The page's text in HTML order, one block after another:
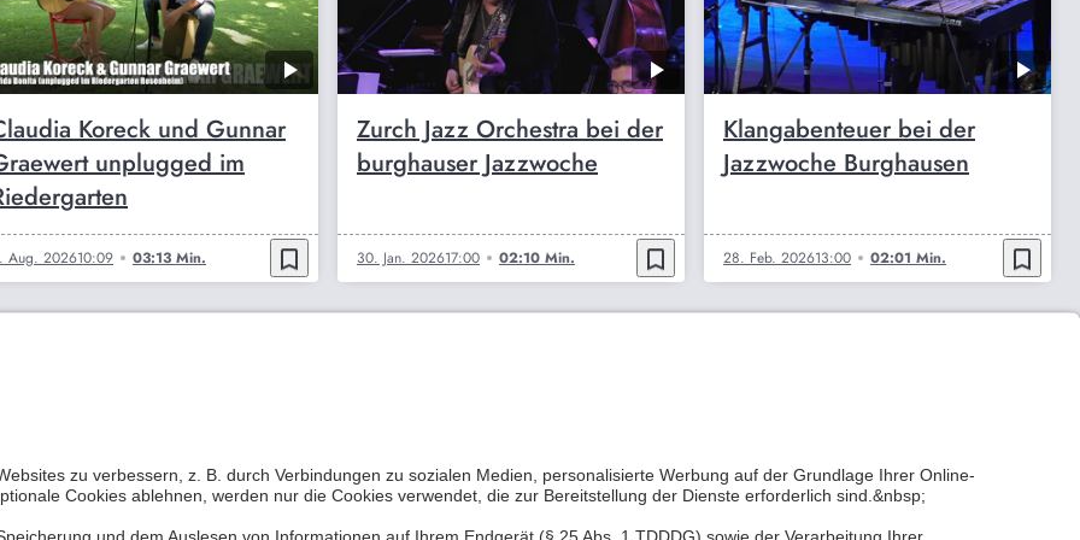
Koreck und Gunnar
unplugged im
Aug. 202610:09 03:13 Min. bookmark_border
Zurch Jazz Orchestra bei der
burghauser Jazzwoche
30. Jan. 202617:00 02:10 Min. bookmark_border
Klangabenteuer bei der
Jazzwoche Burghausen
28. Feb. 202613:00 02:01 Min. bookmark_border